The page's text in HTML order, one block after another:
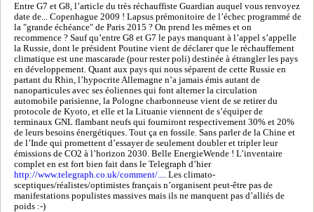
Entre G7 et G8, l’article du très réchauffiste Guardian auquel vous renvoyez
date de... Copenhague 2009 ! Lapsus prémonitoire de l’échec programmé de
la "grande échéance" de Paris 2015 ? On prend les mêmes et on
recommence ? Sauf qu’entre G8 et G7 le pays manquant à l’appel s’appelle
la Russie, dont le président Poutine vient de déclarer que le réchauffement
climatique est une mascarade (pour rester poli) destinée à étrangler les pays
en développement. Quant aux pays qui nous séparent de cette Russie en
partant du Rhin, l’hypocrite Allemagne n’a jamais émis autant de
nanoparticules avec ses éoliennes qui font alterner la circulation
automobile parisienne, la Pologne charbonneuse vient de se retirer du
protocole de Kyoto, et elle et la Lituanie viennent de s’équiper de
terminaux GNL flambant neufs qui fourniront respectivement 30% et 20%
de leurs besoins énergétiques. Tout ça en fossile. Sans parler de la Chine et
de l’Inde qui promettent d’essayer de seulement doubler et tripler leur
émissions de CO2 à l’horizon 2030. Belle EnergieWende ! L’inventaire
complet en est fort bien fait dans le Telegraph d’hier
http://www.telegraph.co.uk/comment/...
. Les climato-
sceptiques/réalistes/optimistes français n’organisent peut-être pas de
manifestations populistes massives mais ils ne manquent pas d’alliés de
poids :-)